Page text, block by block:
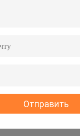
Отправить
может отсеивать
коровьи и